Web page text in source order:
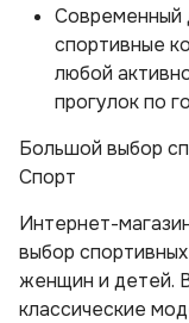
Современный
спортивные
любой
прогулок по
Большой выбор
Спорт
Интернет-
выбор
женщин и детей.
классические